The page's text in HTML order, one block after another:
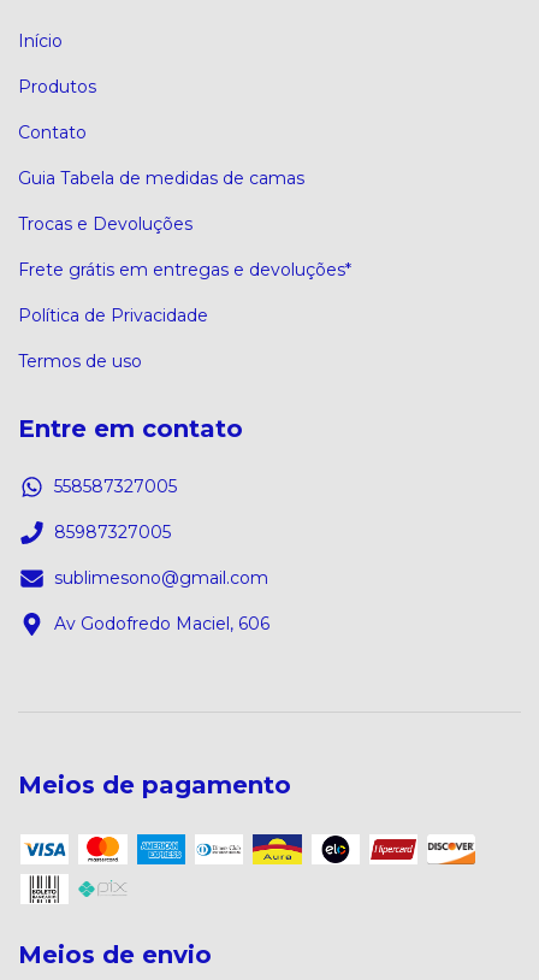
Início
Produtos
Contato
Guia Tabela de medidas de camas
Trocas e Devoluções
Frete grátis em entregas e devoluções*
Política de Privacidade
Termos de uso
Entre em contato
558587327005
85987327005
sublimesono@gmail.com
Av Godofredo Maciel, 606
Meios de pagamento
Meios de envio